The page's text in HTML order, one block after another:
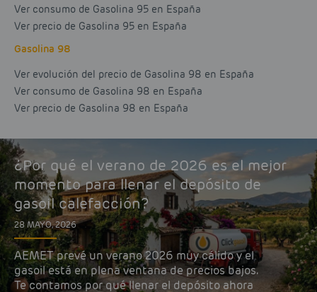
Ver consumo de Gasolina 95 en España
Ver precio de Gasolina 95 en España
Gasolina 98
Ver evolución del precio de Gasolina 98 en España
Ver consumo de Gasolina 98 en España
Ver precio de Gasolina 98 en España
¿Por qué el verano de 2026 es el mejor
momento para llenar el depósito de
gasoil calefacción?
28 MAYO, 2026
AEMET prevé un verano 2026 muy cálido y el
gasoil está en plena ventana de precios bajos.
Te contamos por qué llenar el depósito ahora